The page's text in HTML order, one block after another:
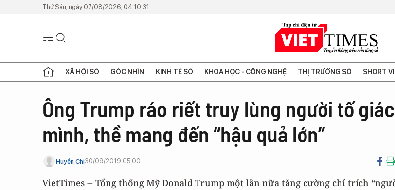
Thứ Sáu, ngày 07/08/2026, 04:10:31
XÃ HỘI SỐ GÓC NHÌN KINH TẾ SỐ KHOA HỌC - CÔNG NGHỆ THỊ TRƯỜNG SỐ SHORT
Ông Trump ráo riết truy lùng người tố giác
mình, thề mang đến “hậu quả lớn”
Huyền Chi30/09/2019 05:00
VietTimes -- Tổng thống Mỹ Donald Trump một lần nữa tăng cường chỉ trích